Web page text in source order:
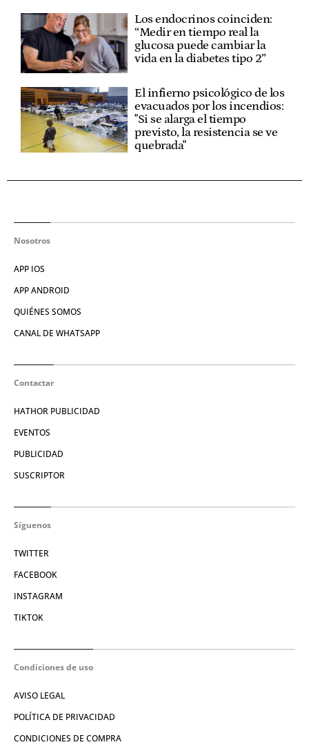
Los endocrinos coinciden:
“Medir en tiempo real la
glucosa puede cambiar la
vida en la diabetes tipo 2”
El infierno psicológico de los
evacuados por los incendios:
"Si se alarga el tiempo
previsto, la resistencia se ve
quebrada"
Nosotros
APP IOS
APP ANDROID
QUIÉNES SOMOS
CANAL DE WHATSAPP
Contactar
HATHOR PUBLICIDAD
EVENTOS
PUBLICIDAD
SUSCRIPTOR
Síguenos
TWITTER
FACEBOOK
INSTAGRAM
TIKTOK
Condiciones de uso
AVISO LEGAL
POLÍTICA DE PRIVACIDAD
CONDICIONES DE COMPRA